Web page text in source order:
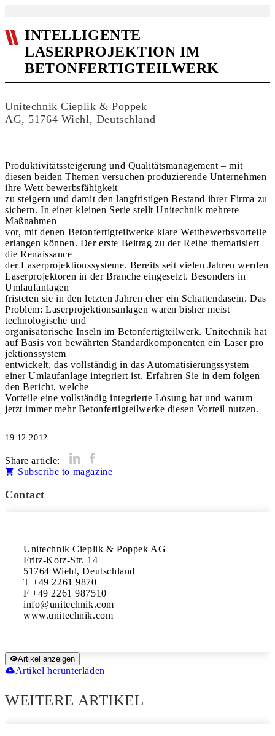
INTELLIGENTE
LASERPROJEKTION IM
BETONFERTIGTEILWERK
Unitechnik Cieplik & Poppek
AG, 51764 Wiehl, Deutschland
Produktivitätssteigerung und Qualitätsmanagement – mit
diesen beiden Themen versuchen produzierende Unternehmen
ihre Wett bewerbsfähigkeit
zu steigern und damit den langfristigen Bestand ihrer Firma zu
sichern. In einer kleinen Serie stellt Unitechnik mehrere
Maßnahmen
vor, mit denen Betonfertigteilwerke klare Wettbewerbsvorteile
erlangen können. Der erste Beitrag zu der Reihe thematisiert
die Renaissance
der Laserprojektionssysteme. Bereits seit vielen Jahren werden
Laserprojektoren in der Branche eingesetzt. Besonders in
Umlaufanlagen
fristeten sie in den letzten Jahren eher ein Schattendasein. Das
Problem: Laserprojektionsanlagen waren bisher meist
technologische und
organisatorische Inseln im Betonfertigteilwerk. Unitechnik hat
auf Basis von bewährten Standardkomponenten ein Laser pro
jektionssystem
entwickelt, das vollständig in das Automatisierungssystem
einer Umlaufanlage integriert ist. Erfahren Sie in dem folgen
den Bericht, welche
Vorteile eine vollständig integrierte Lösung hat und warum
jetzt immer mehr Betonfertigteilwerke diesen Vorteil nutzen.
19.12.2012
Share article:
Subscribe to magazine
Contact
Unitechnik Cieplik & Poppek AG
Fritz-Kotz-Str. 14
51764 Wiehl, Deutschland
T +49 2261 9870
F +49 2261 987510
info@unitechnik.com
Artikel anzeigen
Artikel herunterladen
WEITERE ARTIKEL